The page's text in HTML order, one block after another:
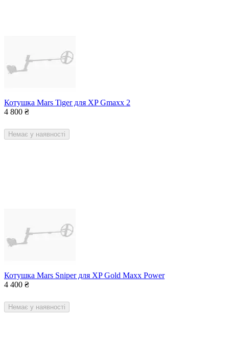
Котушка Mars Tiger для XP Gmaxx 2
4 800 ₴
Немає у наявності
Котушка Mars Sniper для XP Gold Maxx Power
4 400 ₴
Немає у наявності